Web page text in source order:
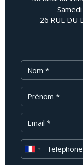
26 RUE DU
Prénom
Téléphone